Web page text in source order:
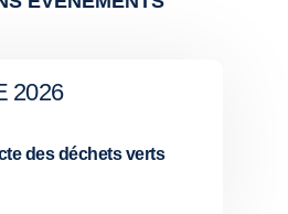
2026
des déchets verts